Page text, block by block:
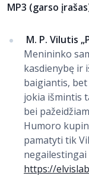
MP3 (garso
M. P. Vilutis
Menininko
kasdienybę ir
baigiantis,
jokia išmintis
bei
Humoro
pamatyti tik
https://